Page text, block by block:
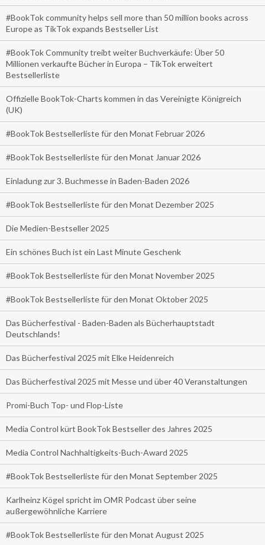
#BookTok community helps sell more than 50 million books across
Europe as TikTok expands Bestseller List
#BookTok Community treibt weiter Buchverkäufe: Über 50
Millionen verkaufte Bücher in Europa – TikTok erweitert
Bestsellerliste
Offizielle BookTok-Charts kommen in das Vereinigte Königreich
(UK)
#BookTok Bestsellerliste für den Monat Februar 2026
#BookTok Bestsellerliste für den Monat Januar 2026
Einladung zur 3. Buchmesse in Baden-Baden 2026
#BookTok Bestsellerliste für den Monat Dezember 2025
Die Medien-Bestseller 2025
Ein schönes Buch ist ein Last Minute Geschenk
#BookTok Bestsellerliste für den Monat November 2025
#BookTok Bestsellerliste für den Monat Oktober 2025
Das Bücherfestival - Baden-Baden als Bücherhauptstadt
Deutschlands!
Das Bücherfestival 2025 mit Elke Heidenreich
Das Bücherfestival 2025 mit Messe und über 40 Veranstaltungen
Promi-Buch Top- und Flop-Liste
Media Control kürt BookTok Bestseller des Jahres 2025
Media Control Nachhaltigkeits-Buch-Award 2025
#BookTok Bestsellerliste für den Monat September 2025
Karlheinz Kögel spricht im OMR Podcast über seine
außergewöhnliche Karriere
#BookTok Bestsellerliste für den Monat August 2025